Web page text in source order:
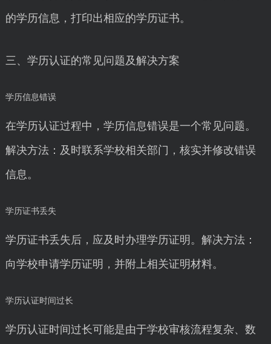
的学历信息，打印出相应的学历证书。
三、学历认证的常见问题及解决方案
学历信息错误
在学历认证过程中，学历信息错误是一个常见问题。
解决方法：及时联系学校相关部门，核实并修改错误
信息。
学历证书丢失
学历证书丢失后，应及时办理学历证明。解决方法：
向学校申请学历证明，并附上相关证明材料。
学历认证时间过长
学历认证时间过长可能是由于学校审核流程复杂、数